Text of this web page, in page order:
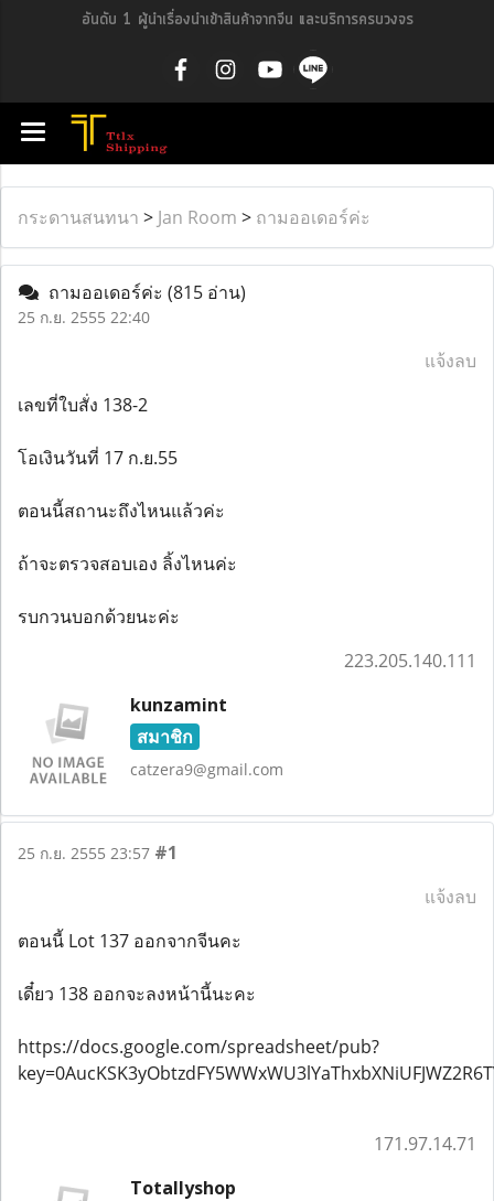
อันดับ 1 ผู้นำเรื่องนำเข้าสินค้าจากจีน และบริการครบวงจร
กระดานสนทนา > Jan Room > ถามออเดอร์ค่ะ
ถามออเดอร์ค่ะ (815 อ่าน)
25 ก.ย. 2555 22:40
แจ้งลบ
เลขที่ใบสั่ง 138-2
โอเงินวันที่ 17 ก.ย.55
ตอนนี้สถานะถึงไหนแล้วค่ะ
ถ้าจะตรวจสอบเอง ลิ้งไหนค่ะ
รบกวนบอกด้วยนะค่ะ
223.205.140.111
kunzamint
สมาชิก
catzera9@gmail.com
25 ก.ย. 2555 23:57 #1
แจ้งลบ
ตอนนี้ Lot 137 ออกจากจีนคะ
เดี๋ยว 138 ออกจะลงหน้านี้นะคะ
https://docs.google.com/spreadsheet/pub?
171.97.14.71
Totallyshop